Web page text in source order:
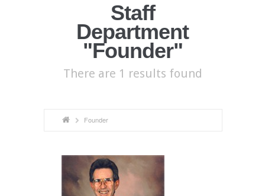
Staff
Department
"Founder"
There are 1 results found
Founder